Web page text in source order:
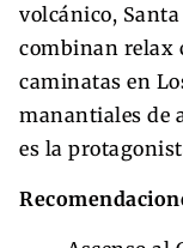
volcánico,
combinan relax
caminatas en
manantiales de
es la